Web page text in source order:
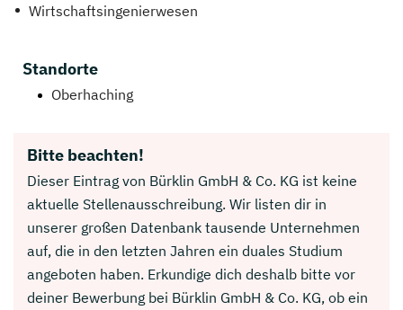
Wirtschaftsingenierwesen
Standorte
Oberhaching
Bitte beachten!
Dieser Eintrag von Bürklin GmbH & Co. KG ist keine
aktuelle Stellenausschreibung. Wir listen dir in
unserer großen Datenbank tausende Unternehmen
auf, die in den letzten Jahren ein duales Studium
angeboten haben. Erkundige dich deshalb bitte vor
deiner Bewerbung bei Bürklin GmbH & Co. KG, ob ein